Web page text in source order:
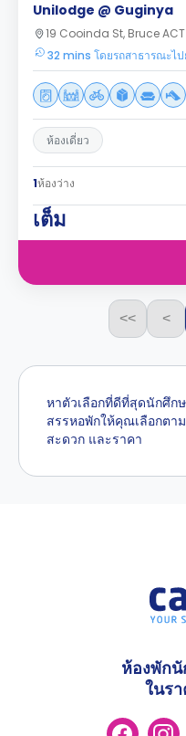
Unilodge @ Guginya
19 Cooinda St, Bruce
32 mins โดยรถสาธารณะไป
ห้องเดี่ยว
1ห้องว่าง
เต็ม
<< <
หาตัวเลือกที่ดีที่สุดนักศึก
สรรหอพักให้คุณเลือกตา
สะดวก และราคา
ห้องพัก
ในร